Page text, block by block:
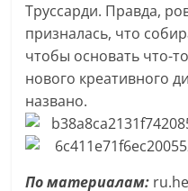
Труссарди. Правда,
призналась, что
чтобы основать что-
нового креативного
названо.
По материалам: